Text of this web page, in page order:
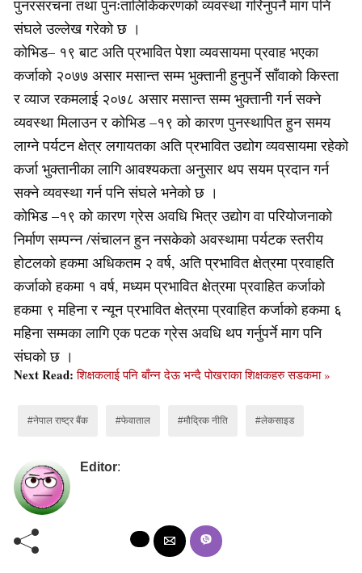
पुनरसंरचना तथा पुनःतालिकिकरणको व्यवस्था गरिनुपर्ने माग पनि
संघले उल्लेख गरेको छ ।
कोभिड– १९ बाट अति प्रभावित पेशा व्यवसायमा प्रवाह भएका
कर्जाको २०७७ असार मसान्त सम्म भुक्तानी हुनुपर्ने साँवाको किस्ता
र व्याज रकमलाई २०७८ असार मसान्त सम्म भुक्तानी गर्न सक्ने
व्यवस्था मिलाउन र कोभिड –१९ को कारण पुनस्थापित हुन समय
लाग्ने पर्यटन क्षेत्र लगायतका अति प्रभावित उद्योग व्यवसायमा रहेको
कर्जा भुक्तानीका लागि आवश्यकता अनुसार थप सयम प्रदान गर्न
सक्ने व्यवस्था गर्न पनि संघले भनेको छ ।
कोभिड –१९ को कारण ग्रेस अवधि भित्र उद्योग वा परियोजनाको
निर्माण सम्पन्न /संचालन हुन नसकेको अवस्थामा पर्यटक स्तरीय
होटलको हकमा अधिकतम २ वर्ष, अति प्रभावित क्षेत्रमा प्रवाहति
कर्जाको हकमा १ वर्ष, मध्यम प्रभावित क्षेत्रमा प्रवाहित कर्जाको
हकमा ९ महिना र न्यून प्रभावित क्षेत्रमा प्रवाहित कर्जाको हकमा ६
महिना सम्मका लागि एक पटक ग्रेस अवधि थप गर्नुपर्ने माग पनि
संघको छ ।
Next Read:शिक्षकलाई पनि बाँन्न देऊ भन्दै पोखराका शिक्षकहरु सडकमा »
#नेपाल राष्ट्र बैंक #फेवाताल #मौद्रिक नीति #लेकसाइड
Editor: